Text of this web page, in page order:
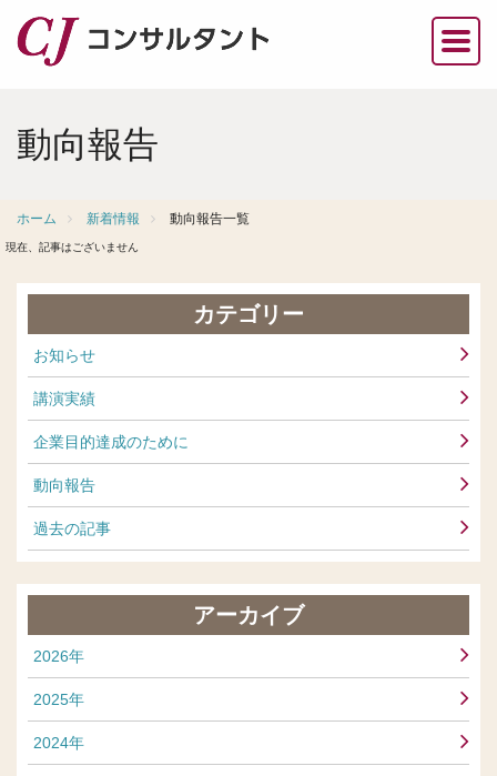
動向報告
ホーム 新着情報 動向報告一覧
現在、記事はございません
カテゴリー
お知らせ
講演実績
企業目的達成のために
動向報告
過去の記事
アーカイブ
2026年
2025年
2024年